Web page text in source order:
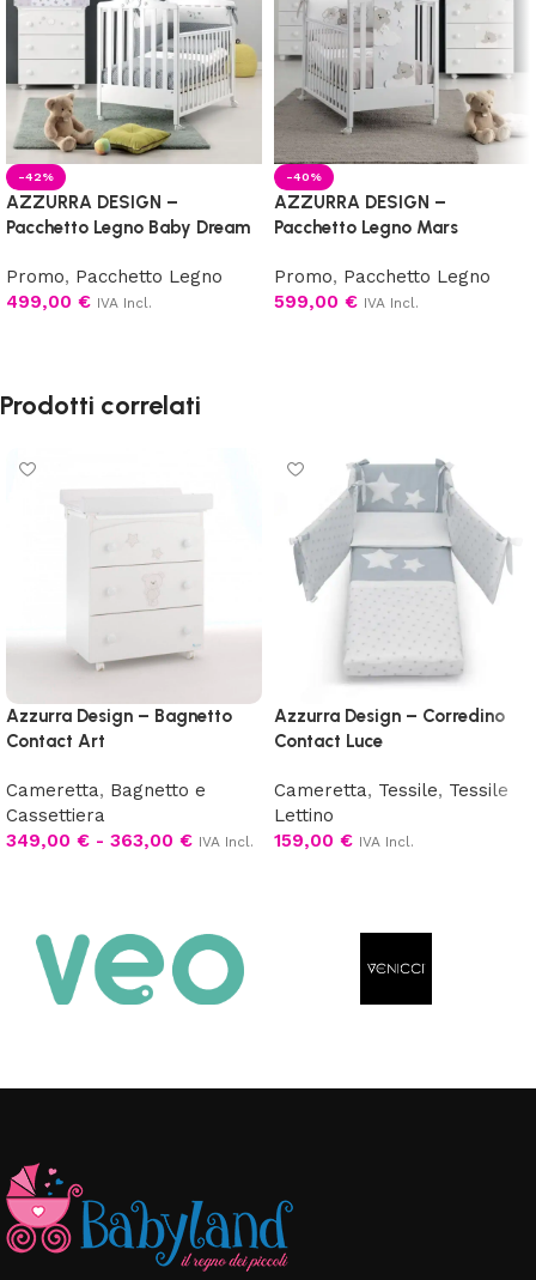
-42%
AZZURRA DESIGN –
Pacchetto Legno Baby Dream
Promo, Pacchetto Legno
499,00 € IVA Incl.
-40%
AZZURRA DESIGN –
Pacchetto Legno Mars
Promo, Pacchetto Legno
599,00 € IVA Incl.
Prodotti correlati
Azzurra Design – Bagnetto
Contact Art
Cameretta, Bagnetto e
Cassettiera
349,00 € - 363,00 € IVA Incl.
Azzurra Design – Corredino
Contact Luce
Cameretta, Tessile, Tessile
Lettino
159,00 € IVA Incl.